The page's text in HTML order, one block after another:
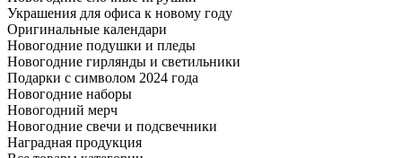
Украшения для офиса к новому году
Оригинальные календари
Новогодние подушки и пледы
Новогодние гирлянды и светильники
Подарки с символом 2024 года
Новогодние наборы
Новогодний мерч
Новогодние свечи и подсвечники
Наградная продукция